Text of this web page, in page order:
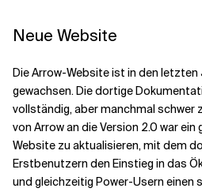
Verwandte Themen
Neue Website
Die Arrow-Website ist in den letzten
gewachsen. Die dortige
vollständig, aber manchmal schwer
von Arrow an die Version 2.0 war
Website zu aktualisieren, mit dem
Erstbenutzern den Einstieg in das
und gleichzeitig Power-Usern einen